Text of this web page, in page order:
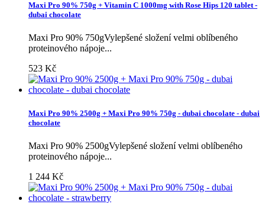
Maxi Pro 90% 750g + Vitamin C 1000mg with Rose Hips 120 tablet -
dubai chocolate
Maxi Pro 90% 750gVylepšené složení velmi oblíbeného
proteinového nápoje...
523 Kč
Maxi Pro 90% 2500g + Maxi Pro 90% 750g - dubai chocolate - dubai
chocolate
Maxi Pro 90% 2500gVylepšené složení velmi oblíbeného
proteinového nápoje...
1 244 Kč